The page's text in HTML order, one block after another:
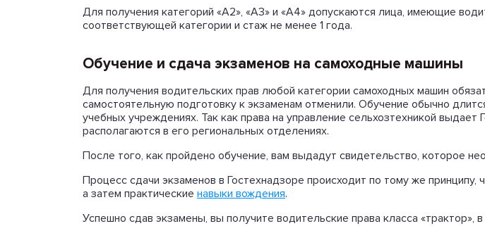
Для получения категорий «А2», «А3» и «А4» допускаются лица, имеющие
соответствующей категории и стаж не менее 1 года.
Обучение и сдача экзаменов на самоходные машины
Для получения водительских прав любой категории самоходных машин
самостоятельную подготовку к экзаменам отменили. Обучение обычно
учебных учреждениях. Так как права на управление сельхозтехникой
располагаются в его региональных отделениях.
После того, как пройдено обучение, вам выдадут свидетельство, которое
Процесс сдачи экзаменов в Гостехнадзоре происходит по тому же
а затем практические навыки вождения.
Успешно сдав экзамены, вы получите водительские права класса «трактор»,